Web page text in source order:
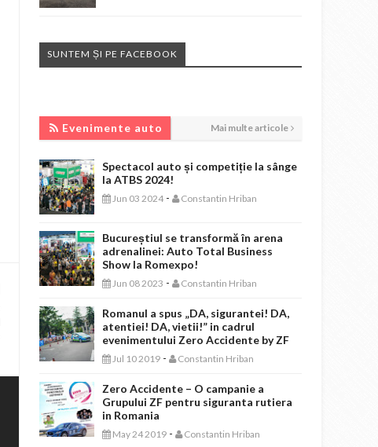
SUNTEM ȘI PE FACEBOOK
Evenimente auto Mai multe articole
Spectacol auto și competiție la sânge
la ATBS 2024!
Jun 03 2024 - Constantin Hriban
Bucureștiul se transformă în arena
adrenalinei: Auto Total Business
Show la Romexpo!
Jun 08 2023 - Constantin Hriban
Romanul a spus „DA, sigurantei! DA,
atentiei! DA, vietii!” in cadrul
evenimentului Zero Accidente by ZF
Jul 10 2019 - Constantin Hriban
Zero Accidente – O campanie a
Grupului ZF pentru siguranta rutiera
in Romania
May 24 2019 - Constantin Hriban